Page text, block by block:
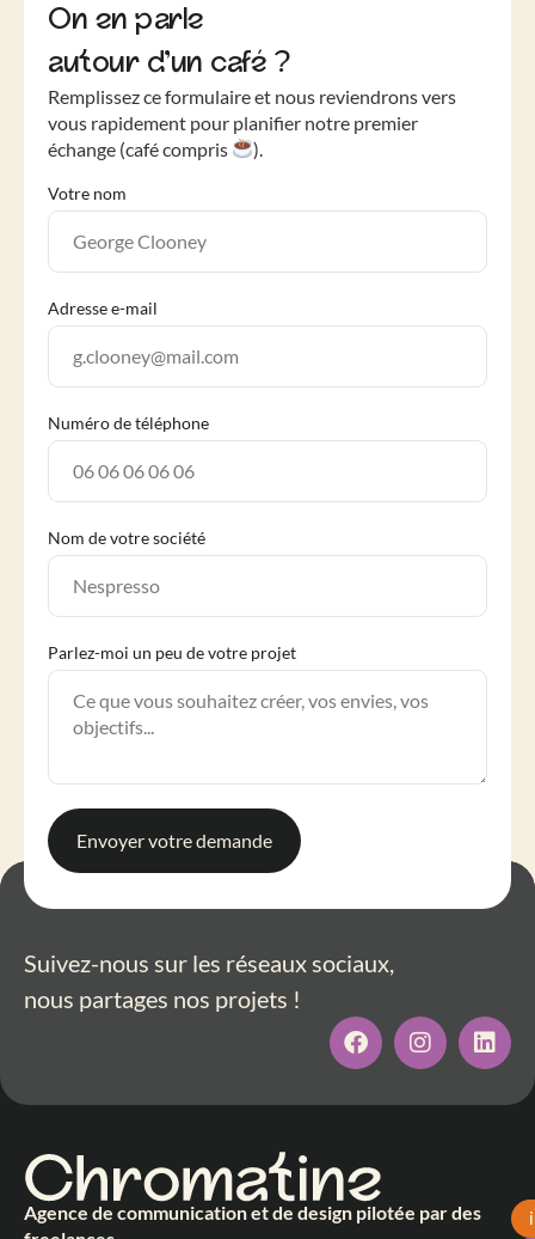
On en parle
autour d’un café ?
Remplissez ce formulaire et nous reviendrons vers
vous rapidement pour planifier notre premier
échange (café compris
).
Votre nom
Adresse e-mail
Numéro de téléphone
Nom de votre société
Parlez-moi un peu de votre projet
Envoyer votre demande
Suivez-nous sur les réseaux sociaux,
nous partages nos projets !
Agence de communication et de design pilotée par des